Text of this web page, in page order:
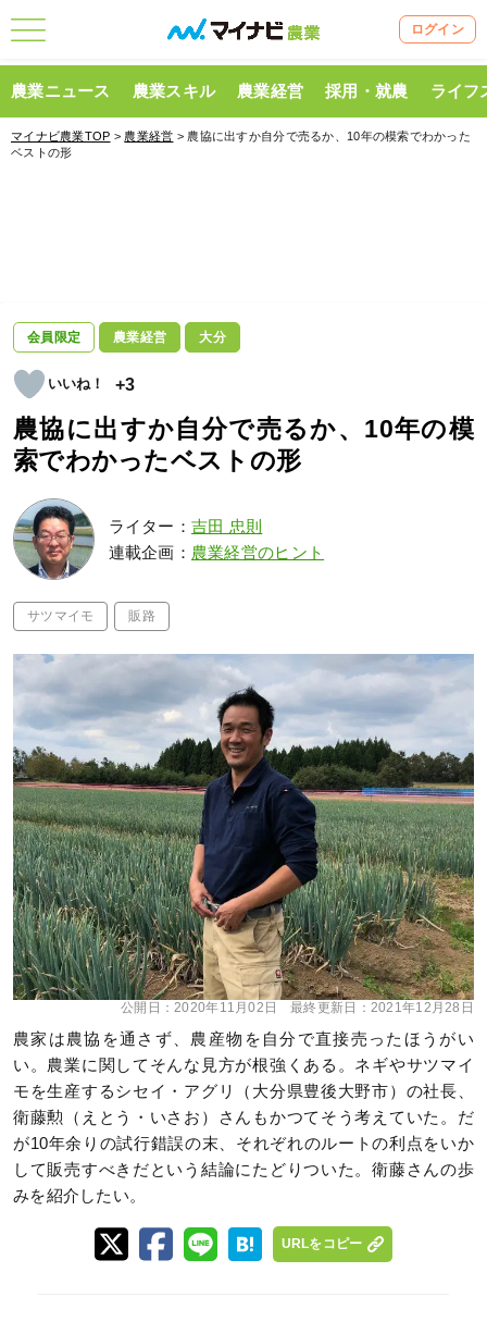
ログイン
農業ニュース 農業スキル 農業経営 採用・就農 ライフ
マイナビ農業TOP > 農業経営 > 農協に出すか自分で売るか、10年の模索でわかった
ベストの形
会員限定 農業経営 大分
+3
農協に出すか自分で売るか、10年の模
索でわかったベストの形
ライター： 吉田 忠則
連載企画： 農業経営のヒント
サツマイモ 販路
公開日：2020年11月02日 最終更新日： 2021年12月28日
農家は農協を通さず、農産物を自分で直接売ったほうがい
い。農業に関してそんな見方が根強くある。ネギやサツマイ
モを生産するシセイ・アグリ（大分県豊後大野市）の社長、
衛藤勲（えとう・いさお）さんもかつてそう考えていた。だ
が10年余りの試行錯誤の末、それぞれのルートの利点をいか
して販売すべきだという結論にたどりついた。衛藤さんの歩
みを紹介したい。
URLをコピー